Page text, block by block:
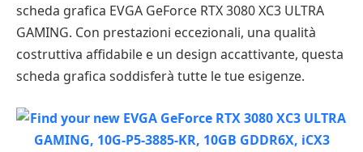
scheda grafica EVGA GeForce RTX 3080 XC3 ULTRA
GAMING. Con prestazioni eccezionali, una qualità
costruttiva affidabile e un design accattivante, questa
scheda grafica soddisferà tutte le tue esigenze.